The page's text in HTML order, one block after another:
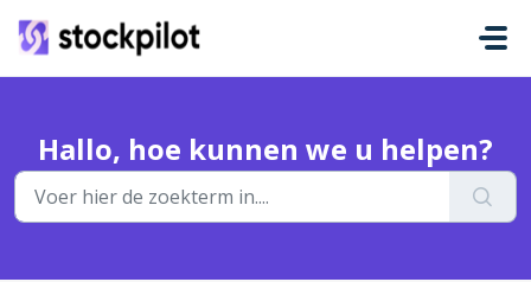
Hallo, hoe kunnen we u helpen?